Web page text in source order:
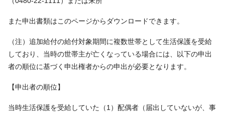
また申出書類はこのページからダウンロードできます。
（注）追加給付の給付対象期間に複数世帯として生活保護を受給
しており、当時の世帯主が亡くなっている場合には、以下の申出
者の順位に基づく申出権者からの申出が必要となります。
【申出者の順位】
当時生活保護を受給していた（1）配偶者（届出していないが、事